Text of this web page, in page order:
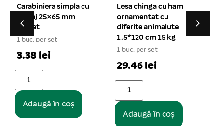
Lesa chinga cu ham
ornamentat cu
diferite animalute
1.5*120 cm 15 kg
1 buc. per set
Tinctura de Iod solutie
uz veterinar – 100 ml
1 buc. per set
17.08 lei
Adaugă în coș